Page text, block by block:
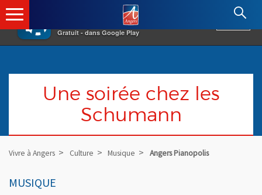
×
Gratuit - dans Google Play
Angers.fr : Retour à l'accueil
Une soirée chez les
Schumann
Vivre à Angers Culture Musique Angers Pianopolis
MUSIQUE